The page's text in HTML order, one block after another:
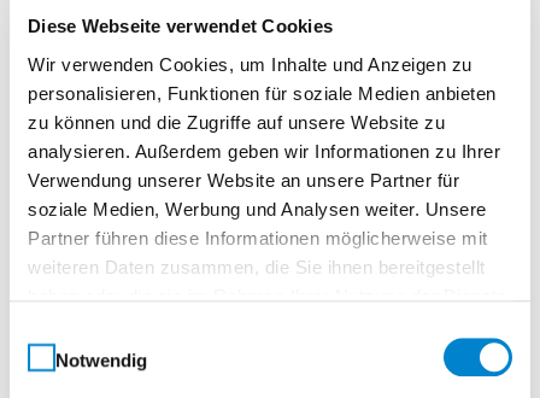
Diese Webseite verwendet Cookies
Wir verwenden Cookies, um Inhalte und Anzeigen zu
personalisieren, Funktionen für soziale Medien anbieten
zu können und die Zugriffe auf unsere Website zu
analysieren. Außerdem geben wir Informationen zu Ihrer
Verwendung unserer Website an unsere Partner für
soziale Medien, Werbung und Analysen weiter. Unsere
Partner führen diese Informationen möglicherweise mit
weiteren Daten zusammen, die Sie ihnen bereitgestellt
Notwendig
das sowohl in klassische als auch moderne
Wohnwelten passt.Ob zeitlos elegant oder puristisch
modern: Dieses Türdesign lässt sich vielseitig
interpretieren und individuell inszenieren. Denn
echter Stil kennt keine Grenzen – nur Möglichkeiten.
Ihre Vorteile auf einen Blick:
Hochwertige Echtlack-Oberfläche – langlebig,
Reduziertes Design – für eine klare, ruhige
Raumwirkung